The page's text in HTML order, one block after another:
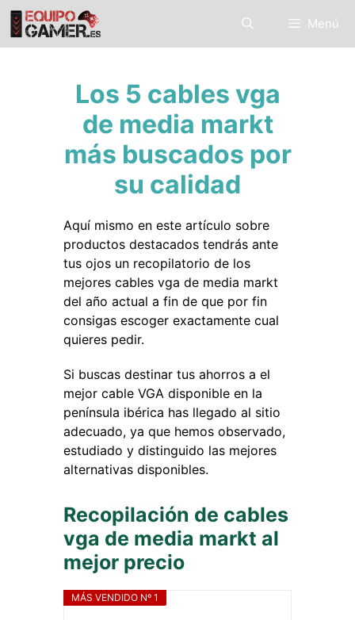
Saltar
contenido
Menú
Los 5 cables vga
de media markt
más buscados por
su calidad
Aquí mismo en este artículo sobre
productos destacados tendrás ante
tus ojos un recopilatorio de los
mejores cables vga de media markt
del año actual a fin de que por fin
consigas escoger exactamente cual
quieres pedir.
Si buscas destinar tus ahorros a el
mejor cable VGA disponible en la
península ibérica has llegado al sitio
adecuado, ya que hemos observado,
estudiado y distinguido las mejores
alternativas disponibles.
Recopilación de cables
vga de media markt al
mejor precio
MÁS VENDIDO Nº 1